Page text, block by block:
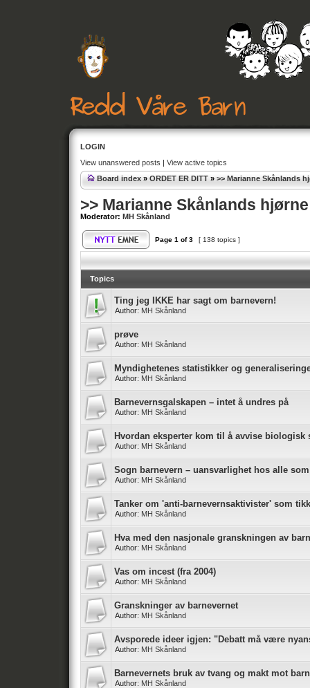
LOGIN
View unanswered posts | View active topics
Board index » ORDET ER DITT » >> Marianne Skånlands
>> Marianne Skånlands hjørne
Moderator: MH Skånland
Page 1 of3 [ 138 topics ]
Topics
Ting jeg IKKE har sagt om barnevern!
Author: MH Skånland
prøve
Author: MH Skånland
Myndighetenes statistikker og
Author: MH Skånland
Barnevernsgalskapen – intet å undres på
Author: MH Skånland
Hvordan eksperter kom til å avvise biologisk
Author: MH Skånland
Sogn barnevern – uansvarlighet hos alle
Author: MH Skånland
Tanker om 'anti-barnevernsaktivister' som
Author: MH Skånland
Hva med den nasjonale granskningen av
Author: MH Skånland
Vas om incest (fra 2004)
Author: MH Skånland
Granskninger av barnevernet
Author: MH Skånland
Avsporede ideer igjen: "Debatt må være
Author: MH Skånland
Barnevernets bruk av tvang og makt mot barn
Author: MH Skånland